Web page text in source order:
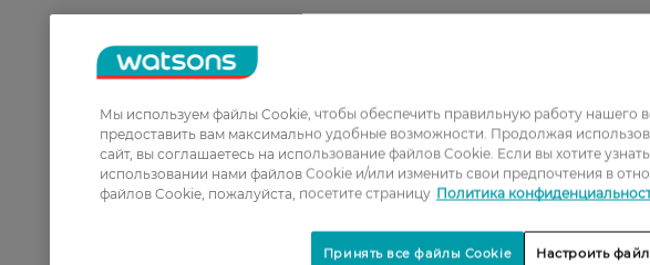
3
4
5
Мы используем файлы Cookie, чтобы обеспечить правильную работу нашего
предоставить вам максимально удобные возможности. Продолжая
сайт, вы соглашаетесь на использование файлов Cookie. Если вы хотите
использовании нами файлов Cookie и/или изменить свои предпочтения в
файлов Cookie, пожалуйста, посетите страницу Политика
Настроить
Принять все файлы Cookie